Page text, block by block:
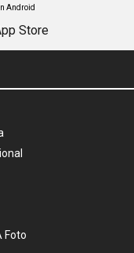
Android
Foto